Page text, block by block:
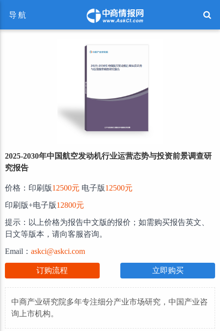
导航
2025-2030年中国航空发动机行业运营态势与投资前景调查研
究报告
价格：印刷版12500元 电子版12500元
印刷版+电子版12800元
提示：以上价格为报告中文版的报价；如需购买报告英文、
日文等版本，请向客服咨询。
Email： askci@askci.com
订购流程 立即购买
中商产业研究院多年专注细分产业市场研究，中国产业咨
询上市机构。